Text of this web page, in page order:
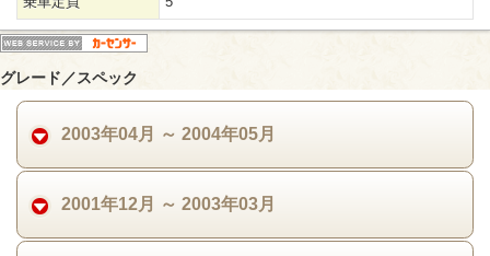
グレード／スペック
2003年04月 ～ 2004年05月
2001年12月 ～ 2003年03月